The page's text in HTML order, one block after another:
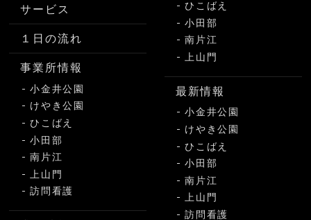
サービス
１日の流れ
事業所情報
小金井公園
けやき公園
ひこばえ
小田部
南片江
上山門
訪問看護
ひこばえ
小田部
南片江
上山門
最新情報
小金井公園
けやき公園
ひこばえ
小田部
南片江
上山門
訪問看護